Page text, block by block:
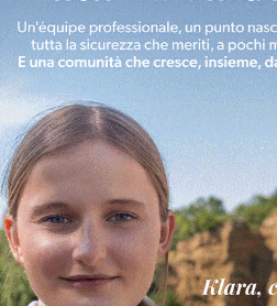
Il Terranuova Traiana
allo “Zecchini” di
Grosseto per una gara
amichevole
Calcio 7 Agosto 2026